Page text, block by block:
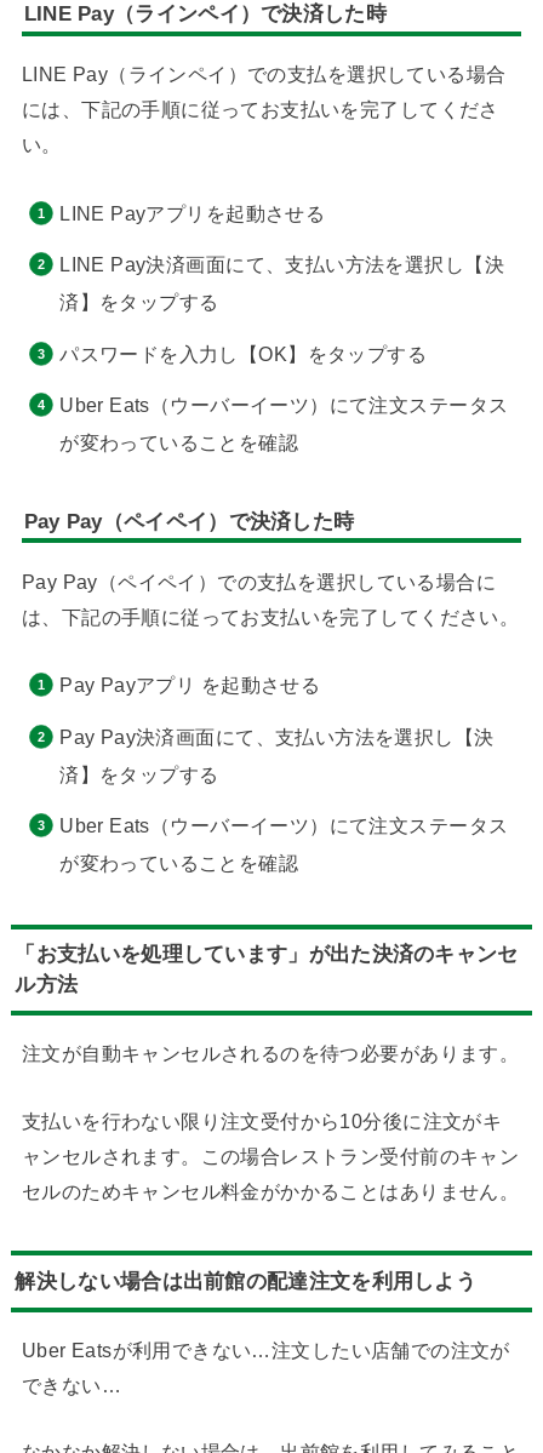
LINE Pay（ラインペイ）で決済した時
LINE Pay（ラインペイ）での支払を選択している場合
には、下記の手順に従ってお支払いを完了してくださ
い。
LINE Payアプリを起動させる
LINE Pay決済画面にて、支払い方法を選択し【決
済】をタップする
パスワードを入力し【OK】をタップする
Uber Eats（ウーバーイーツ）にて注文ステータス
が変わっていることを確認
Pay Pay（ペイペイ）で決済した時
Pay Pay（ペイペイ）での支払を選択している場合に
は、下記の手順に従ってお支払いを完了してください。
Pay Payアプリ を起動させる
Pay Pay決済画面にて、支払い方法を選択し【決
済】をタップする
Uber Eats（ウーバーイーツ）にて注文ステータス
が変わっていることを確認
「お支払いを処理しています」が出た決済のキャンセ
ル方法
注文が自動キャンセルされるのを待つ必要があります。
支払いを行わない限り注文受付から10分後に注文がキ
ャンセルされます。この場合レストラン受付前のキャン
セルのためキャンセル料金がかかることはありません。
解決しない場合は出前館の配達注文を利用しよう
Uber Eatsが利用できない…注文したい店舗での注文が
できない…